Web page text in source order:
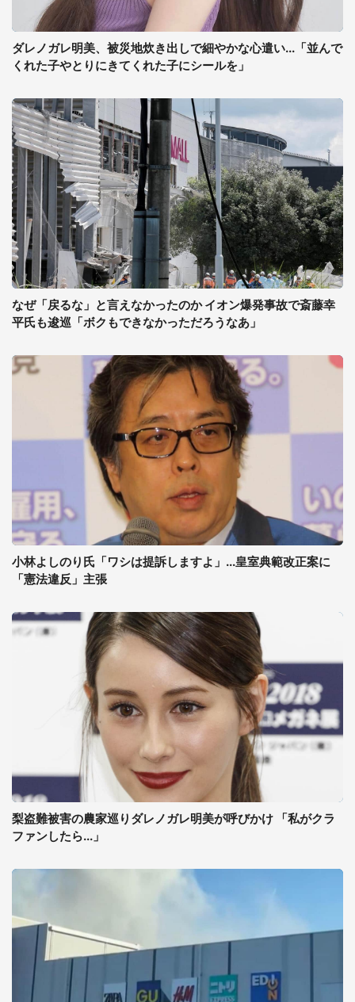
ダレノガレ明美、被災地炊き出しで細やかな心遣い...「並んで
くれた子やとりにきてくれた子にシールを」
なぜ「戻るな」と言えなかったのか イオン爆発事故で斎藤幸
平氏も逡巡「ボクもできなかっただろうなあ」
小林よしのり氏「ワシは提訴しますよ」...皇室典範改正案に
「憲法違反」主張
梨盗難被害の農家巡りダレノガレ明美が呼びかけ 「私がクラ
ファンしたら...」